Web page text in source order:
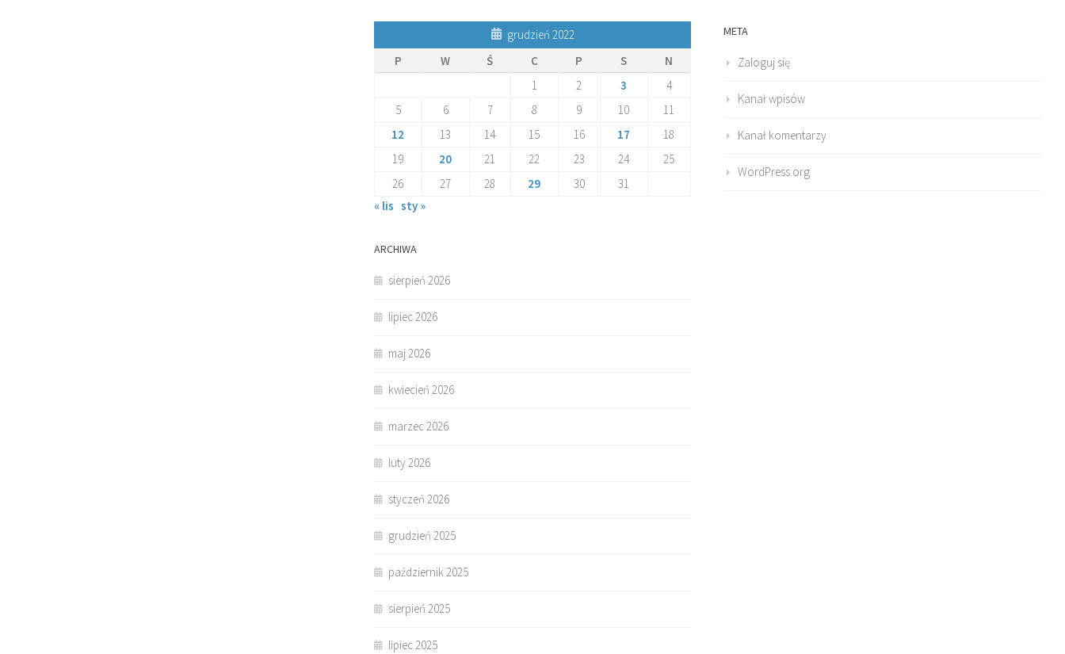
grudzień 2022
P
W Ś C P S
N
1
2 3
4
5
6 7 8 9 10
11
12
13 14 15 16 17
18
19
20 21 22 23 24
25
26
27 28 29 30
31
« lis sty »
ARCHIWA
sierpień 2026
lipiec 2026
maj 2026
kwiecień 2026
marzec 2026
luty 2026
styczeń 2026
grudzień 2025
październik 2025
sierpień 2025
lipiec 2025
META
Zaloguj się
Kanał wpisów
Kanał komentarzy
WordPress.org